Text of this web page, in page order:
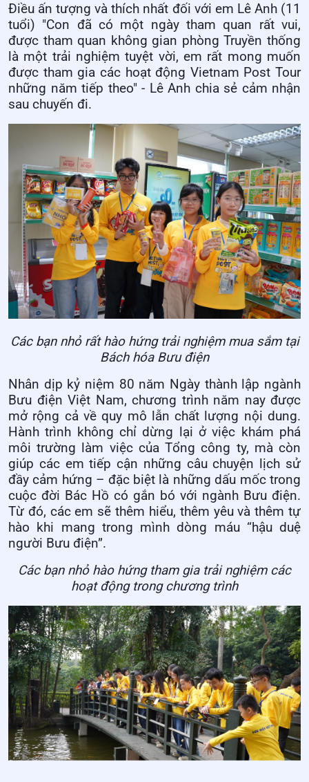
Điều ấn tượng và thích nhất đối với em Lê Anh (11
tuổi) "Con đã có một ngày tham quan rất vui,
được tham quan không gian phòng Truyền thống
là một trải nghiệm tuyệt vời, em rất mong muốn
được tham gia các hoạt động Vietnam Post Tour
những năm tiếp theo" - Lê Anh chia sẻ cảm nhận
sau chuyến đi.
Các bạn nhỏ rất hào hứng trải nghiệm mua sắm tại
Bách hóa Bưu điện
Nhân dịp kỷ niệm 80 năm Ngày thành lập ngành
Bưu điện Việt Nam, chương trình năm nay được
mở rộng cả về quy mô lẫn chất lượng nội dung.
Hành trình không chỉ dừng lại ở việc khám phá
môi trường làm việc của Tổng công ty, mà còn
giúp các em tiếp cận những câu chuyện lịch sử
đầy cảm hứng – đặc biệt là những dấu mốc trong
cuộc đời Bác Hồ có gắn bó với ngành Bưu điện.
Từ đó, các em sẽ thêm hiểu, thêm yêu và thêm tự
hào khi mang trong mình dòng máu “hậu duệ
người Bưu điện”.
Các bạn nhỏ hào hứng tham gia trải nghiệm các
hoạt động trong chương trình